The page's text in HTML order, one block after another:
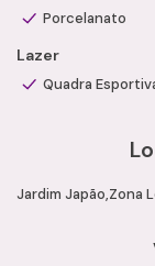
Porcelanato
Lazer
Quadra
Jardim Japão Zona